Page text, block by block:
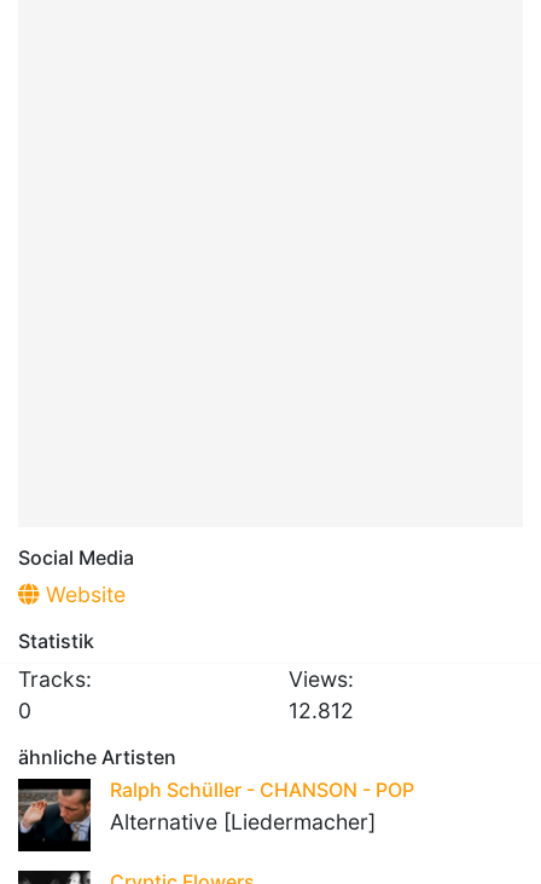
Social Media
Website
Statistik
Tracks:
0
Views:
12.812
ähnliche Artisten
Ralph Schüller - CHANSON - POP
Alternative [Liedermacher]